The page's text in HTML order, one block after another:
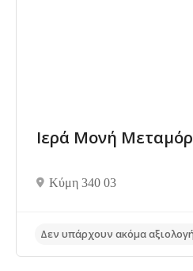
Ιερά Μονή
Κύμη 340 03